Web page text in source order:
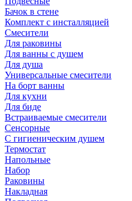
Бачок в стене
Комплект с инсталляцией
Смесители
Для раковины
Для ванны с душем
Для душа
Универсальные смесители
На борт ванны
Для кухни
Для биде
Встраиваемые смесители
Сенсорные
С гигиеническим душем
Термостат
Напольные
Набор
Раковины
Накладная